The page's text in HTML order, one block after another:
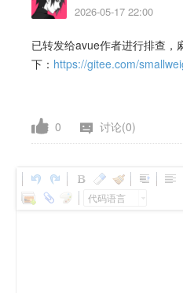
2026-05-17 22:00
已转发给avue作者进行排查，
下： https://gitee.com/
0 讨论(0)
代码语言